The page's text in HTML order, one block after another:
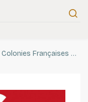
Françaises